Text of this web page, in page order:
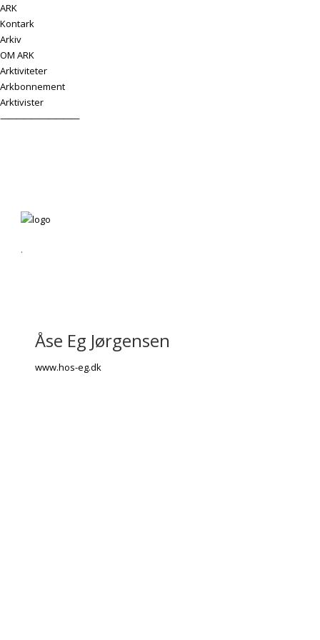
ARK
Kontark
Arkiv
OM ARK
Arktiviteter
Arkbonnement
Arktivister
——————————
.
Åse Eg Jørgensen
www.hos-eg.dk